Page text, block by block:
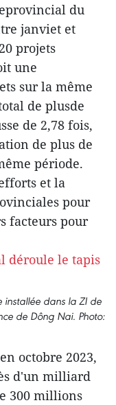
du
janviet et
projets
une
sur la même
de plusde
de 2,78 fois,
de plus de
période.
et la
pour
facteurs pour
dans la ZI de
de Dông Nai. Photo:
octobre 2023,
d'un milliard
300 millions